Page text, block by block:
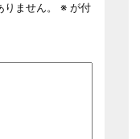
ません。 ※が付